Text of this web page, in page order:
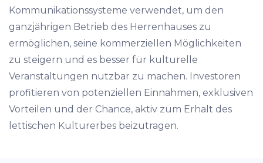
Kommunikationssysteme verwendet, um den
ganzjährigen Betrieb des Herrenhauses zu
ermöglichen, seine kommerziellen Möglichkeiten
zu steigern und es besser für kulturelle
Veranstaltungen nutzbar zu machen. Investoren
profitieren von potenziellen Einnahmen, exklusiven
Vorteilen und der Chance, aktiv zum Erhalt des
lettischen Kulturerbes beizutragen.